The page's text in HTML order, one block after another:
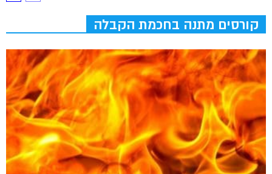
קורסים מתנה בחכמת הקבלה